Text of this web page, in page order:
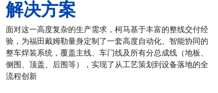
解决方案
面对这一高度复杂的生产需求，柯马基于丰富的整线交付经
验，为福田戴姆勒量身定制了一套高度自动化、智能协同的
整车焊装系统，覆盖主线、车门线及所有分总成线（地板、
侧围、顶盖、后围等），实现了从工艺策划到设备落地的全
流程创新